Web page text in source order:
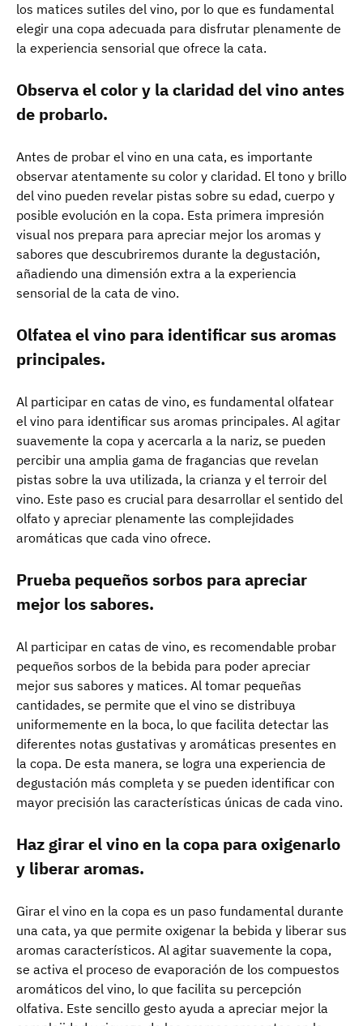
los matices sutiles del vino, por lo que es fundamental
elegir una copa adecuada para disfrutar plenamente de
la experiencia sensorial que ofrece la cata.
Observa el color y la claridad del vino antes
de probarlo.
Antes de probar el vino en una cata, es importante
observar atentamente su color y claridad. El tono y brillo
del vino pueden revelar pistas sobre su edad, cuerpo y
posible evolución en la copa. Esta primera impresión
visual nos prepara para apreciar mejor los aromas y
sabores que descubriremos durante la degustación,
añadiendo una dimensión extra a la experiencia
sensorial de la cata de vino.
Olfatea el vino para identificar sus aromas
principales.
Al participar en catas de vino, es fundamental olfatear
el vino para identificar sus aromas principales. Al agitar
suavemente la copa y acercarla a la nariz, se pueden
percibir una amplia gama de fragancias que revelan
pistas sobre la uva utilizada, la crianza y el terroir del
vino. Este paso es crucial para desarrollar el sentido del
olfato y apreciar plenamente las complejidades
aromáticas que cada vino ofrece.
Prueba pequeños sorbos para apreciar
mejor los sabores.
Al participar en catas de vino, es recomendable probar
pequeños sorbos de la bebida para poder apreciar
mejor sus sabores y matices. Al tomar pequeñas
cantidades, se permite que el vino se distribuya
uniformemente en la boca, lo que facilita detectar las
diferentes notas gustativas y aromáticas presentes en
la copa. De esta manera, se logra una experiencia de
degustación más completa y se pueden identificar con
mayor precisión las características únicas de cada vino.
Haz girar el vino en la copa para oxigenarlo
y liberar aromas.
Girar el vino en la copa es un paso fundamental durante
una cata, ya que permite oxigenar la bebida y liberar sus
aromas característicos. Al agitar suavemente la copa,
se activa el proceso de evaporación de los compuestos
aromáticos del vino, lo que facilita su percepción
olfativa. Este sencillo gesto ayuda a apreciar mejor la